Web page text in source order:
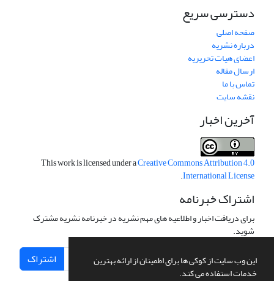
این وب سایت از کوکی ها برای اطمینان از ارائه بهترین
خدمات استفاده می کند.
دسترسی سریع
صفحه اصلی
درباره نشریه
اعضای هیات تحریریه
ارسال مقاله
تماس با ما
نقشه سایت
آخرین اخبار
This work is licensed under aCreative Commons Attribution 4.0
International License
.
اشتراک خبرنامه
برای دریافت اخبار و اطلاعیه های مهم نشریه در خبرنامه نشریه مشترک
شوید.
اشتراک